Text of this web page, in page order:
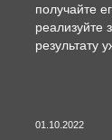
получайте
реализуйте
результату
01.10.2022